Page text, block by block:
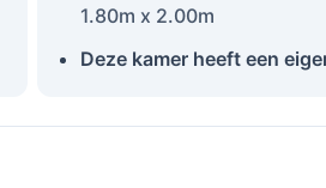
1.80m x 2.00m
Deze kamer heeft een